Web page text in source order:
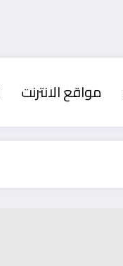
مواقع الانترنت